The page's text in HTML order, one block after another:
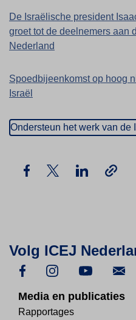
De Israëlische president
groet tot de deelnemers aan
Nederland
Spoedbijeenkomst op hoog
Israël
Ondersteun het werk van de
Volg ICEJ
Media en publicaties
Rapportages